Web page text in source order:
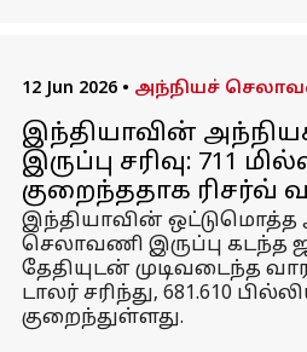
12 Jun 2026 • அந்நியச்
இந்தியாவின்
இருப்பு சரிவு: 711
குறைந்ததாக ரிசர்வ்
இந்தியாவின் ஒட்டுமொத்த
செலாவணி இருப்பு கடந்த
தேதியுடன் முடிவடைந்த
டாலர் சரிந்து, 681.610
குறைந்துள்ளது.